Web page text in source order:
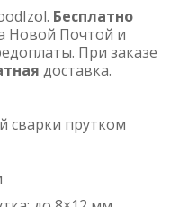
Бесплатно
Новой Почтой и
При заказе
доставка.
сварки прутком